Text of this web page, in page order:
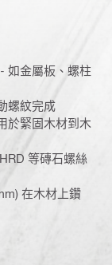
如金屬板、螺柱
螺紋完成
於緊固木材到木
等磚石螺絲
在木材上鑽